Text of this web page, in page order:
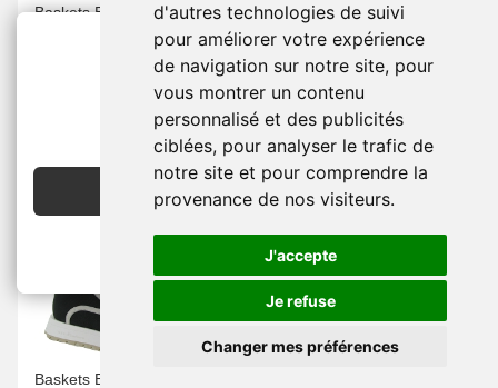
d'autres technologies de suivi
pour améliorer votre expérience
de navigation sur notre site, pour
vous montrer un contenu
personnalisé et des publicités
ciblées, pour analyser le trafic de
notre site et pour comprendre la
provenance de nos visiteurs.
J'accepte
Je refuse
Changer mes préférences
2€ OFFERTS
EN CRÉANT UN COMPTE
JE CRÉE MON COMPTE
Baskets Et Sneakers -
Baskets Et Sneakers -
Femme -
Cuir -
Confort - CETTI
65.00 €
129.90 €
Baskets Et Sneakers -